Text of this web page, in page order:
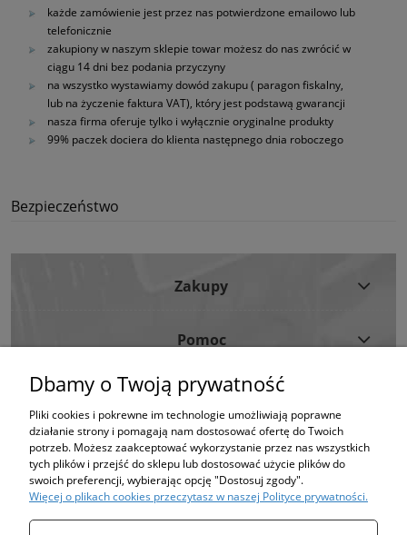
każde zamówienie jest przez nas potwierdzone emailowo lub
telefonicznie
zakupiony w naszym sklepie towar możesz do nas zwrócić w
ciągu 14 dni bez podania przyczyny
na wszystko wystawiamy dowód zakupu ( paragon fiskalny,
lub na życzenie faktura VAT), który jest podstawą gwarancji
nasza firma oferuje tylko i wyłącznie oryginalne produkty
99% paczek dociera do klienta następnego dnia roboczego
Bezpieczeństwo
Zakupy
Pomoc
Moje Konto
Informacje
Strona korzysta z plików cookies w celu realizacji usług i zgodnie z Polityką
Plików Cookies.
Możesz określić warunki przechowywania lub dostępu do plików cookies w
Dbamy o Twoją prywatność
Pliki cookies i pokrewne im technologie umożliwiają poprawne
działanie strony i pomagają nam dostosować ofertę do Twoich
potrzeb. Możesz zaakceptować wykorzystanie przez nas wszystkich
tych plików i przejść do sklepu lub dostosować użycie plików do
swoich preferencji, wybierając opcję "Dostosuj zgody".
Więcej o plikach cookies przeczytasz w naszej Polityce prywatności.